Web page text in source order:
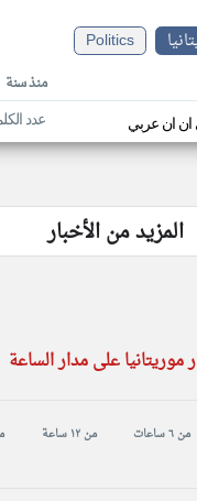
Politics
منذ سنة
ان عربي عدد الكلمات:
المزيد من الأخبار
موريتانيا على مدار الساعة
من ٦ ساعات من ١٢ ساعة من